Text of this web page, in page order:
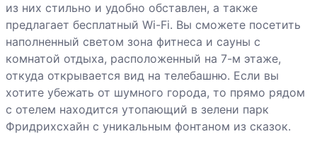
из них стильно и удобно обставлен, а также
предлагает бесплатный Wi-Fi. Вы сможете посетить
наполненный светом зона фитнеса и сауны с
комнатой отдыха, расположенный на 7-м этаже,
откуда открывается вид на телебашню. Если вы
хотите убежать от шумного города, то прямо рядом
с отелем находится утопающий в зелени парк
Фридрихсхайн с уникальным фонтаном из сказок.